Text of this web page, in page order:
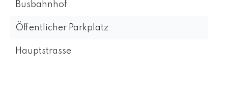
Busbahnhof
Öffentlicher Parkplatz
Hauptstrasse